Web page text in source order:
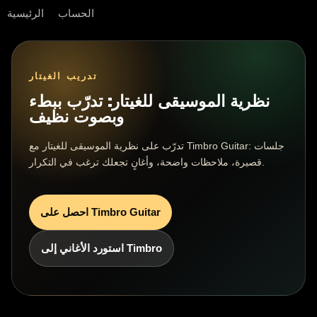
الرئيسية الحساب
تدريب الغيتار
نظرية الموسيقى للغيتار: تدرّب ببطء
وبصوت نظيف
تدرّب على نظرية الموسيقى للغيتار مع Timbro Guitar: جلسات
قصيرة، ملاحظات واضحة، وأغانٍ تجعلك ترغب في التكرار.
احصل على Timbro Guitar
استورد الأغاني إلى Timbro